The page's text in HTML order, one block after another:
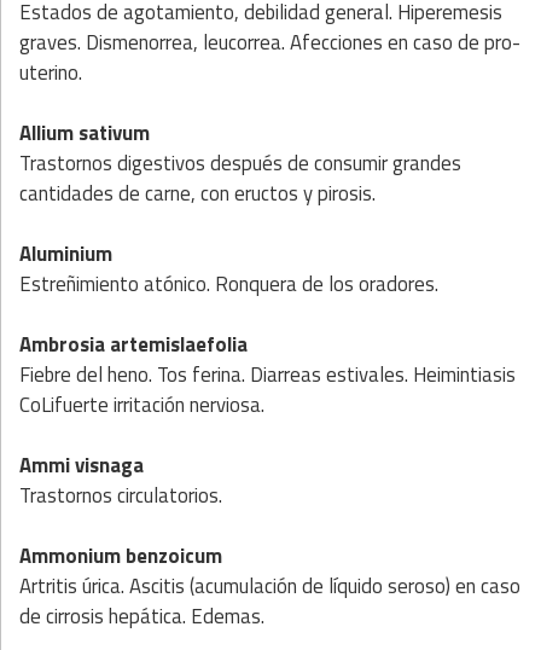
Estados de agotamiento, debilidad general. Hiperemesis
gra­ves. Dismenorrea, leucorrea. Afecciones en caso de pro­
uterino.
Allium sativum
Trastornos digestivos después de consumir grandes
cantida­des de carne, con eructos y pirosis.
Aluminium
Estreñimiento atónico. Ronquera de los oradores.
Ambrosia artemislaefolia
Fiebre del heno. Tos ferina. Diarreas estivales. Heimintiasis
CoLifuerte irritación nerviosa.
Ammi visnaga
Trastornos circulatorios.
Ammonium benzoicum
Artritis úrica. Ascitis (acumulación de líquido seroso) en caso
de cirrosis hepática. Edemas.